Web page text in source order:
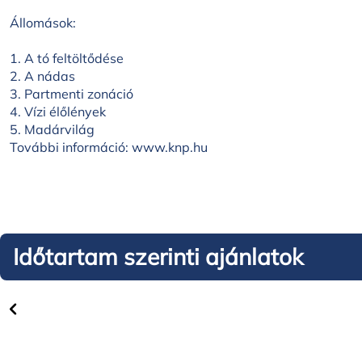
Állomások:
1. A tó feltöltődése
2. A nádas
3. Partmenti zonáció
4. Vízi élőlények
5. Madárvilág
További információ: www.knp.hu
Időtartam szerinti ajánlatok